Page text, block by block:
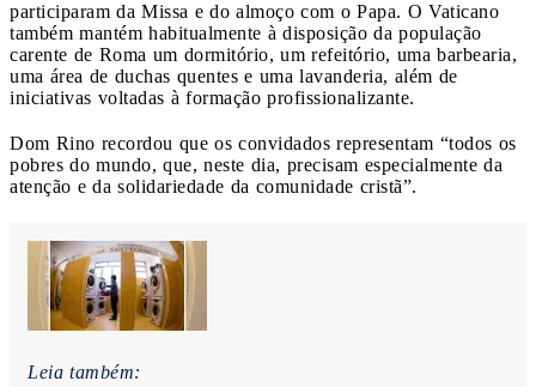
participaram da Missa e do almoço com o Papa. O Vaticano
também mantém habitualmente à disposição da população
carente de Roma um dormitório, um refeitório, uma barbearia,
uma área de duchas quentes e uma lavanderia, além de
iniciativas voltadas à formação profissionalizante.
Dom Rino recordou que os convidados representam “todos os
pobres do mundo, que, neste dia, precisam especialmente da
atenção e da solidariedade da comunidade cristã”.
Leia também: